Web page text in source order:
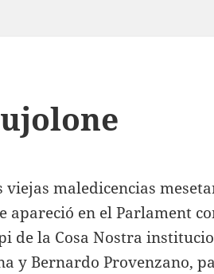
maledicencias
apareció en el Parlament
de la Cosa Nostra
y Bernardo Provenzano,